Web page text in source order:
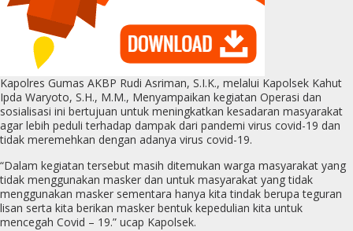
Kapolres Gumas AKBP Rudi Asriman, S.I.K., melalui Kapolsek Kahut
Ipda Waryoto, S.H., M.M., Menyampaikan kegiatan Operasi dan
sosialisasi ini bertujuan untuk meningkatkan kesadaran masyarakat
agar lebih peduli terhadap dampak dari pandemi virus covid-19 dan
tidak meremehkan dengan adanya virus covid-19.
“Dalam kegiatan tersebut masih ditemukan warga masyarakat yang
tidak menggunakan masker dan untuk masyarakat yang tidak
menggunakan masker sementara hanya kita tindak berupa teguran
lisan serta kita berikan masker bentuk kepedulian kita untuk
mencegah Covid – 19.” ucap Kapolsek.